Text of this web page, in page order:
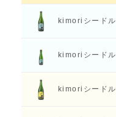
kimoriシードル
kimoriシードル
kimoriシードル